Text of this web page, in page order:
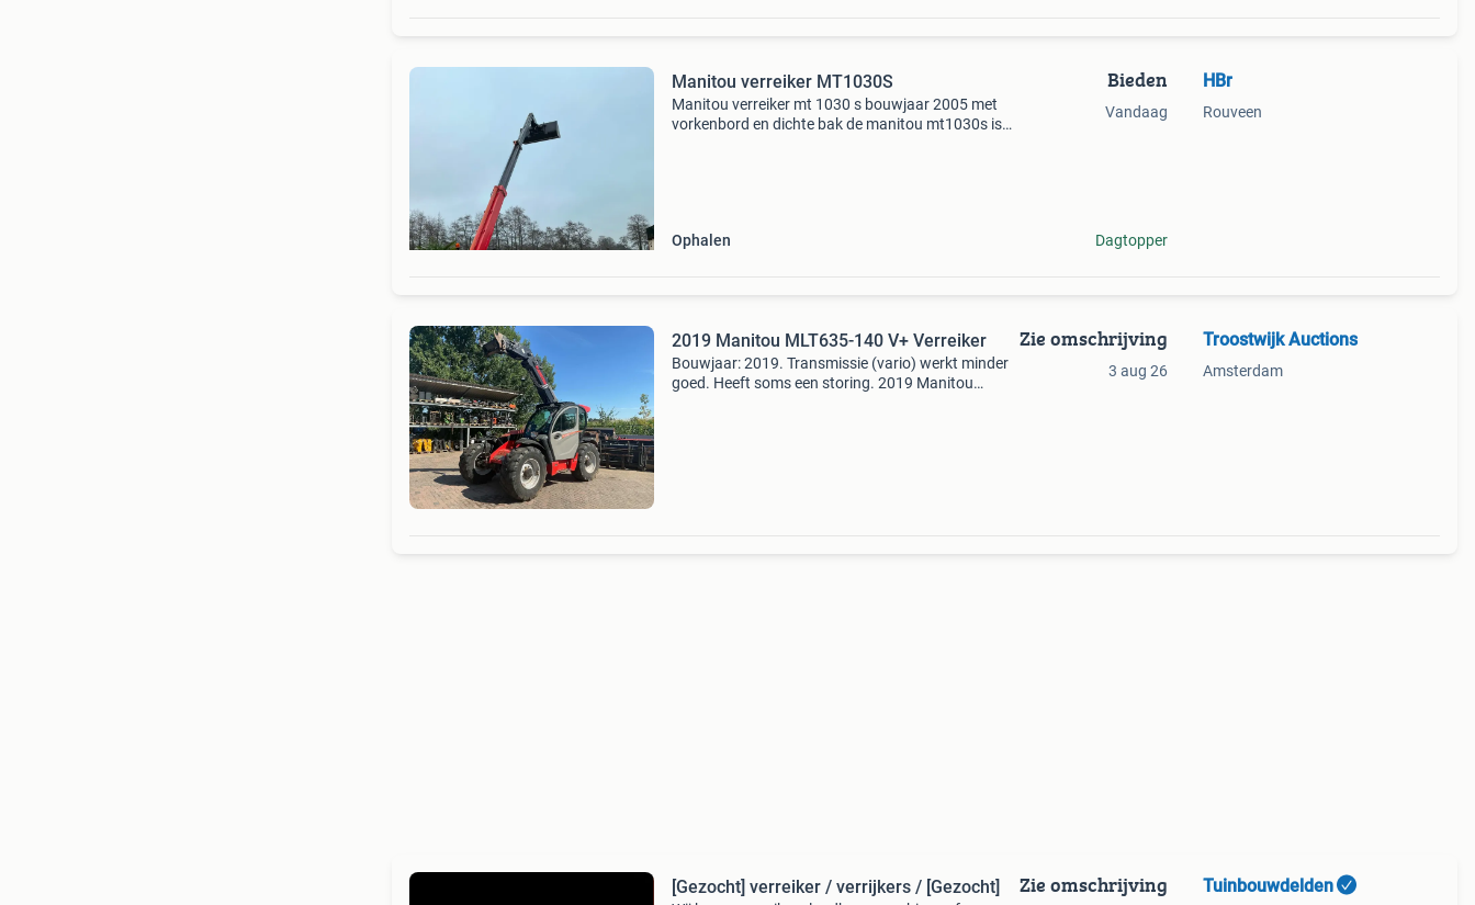
Manitou verreiker MT1030S
Manitou verreiker mt 1030 s bouwjaar 2005 met
vorkenbord en dichte bak de manitou mt1030s is
Ophalen
Bieden
Vandaag
Dagtopper
HBr
Rouveen
2019 Manitou MLT635-140 V+ Verreiker
Bouwjaar: 2019. Transmissie (vario) werkt minder
goed. Heeft soms een storing. 2019 Manitou
Zie omschrijving
3 aug 26
Troostwijk Auctions
Amsterdam
[Gezocht] verreiker / verrijkers / [Gezocht] Zie omschrijving Tuinbouwdelden